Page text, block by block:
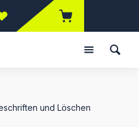
Du hast 0 Produkte auf dem
und Löschen